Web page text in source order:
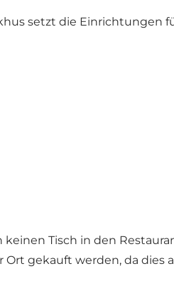
setzt die Einrichtungen
keinen Tisch in den
Ort gekauft werden, da